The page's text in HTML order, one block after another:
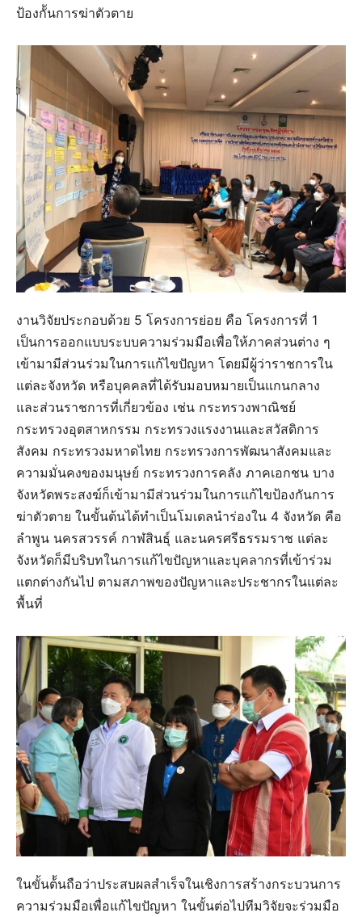
ป้องกัันการฆ่าตัวตาย
งานวิจัยประกอบด้วย 5 โครงการย่อย คือ โครงการที่ 1
เป็นการออกแบบระบบความร่วมมือเพื่อให้ภาคส่วนต่าง ๆ
เข้ามามีส่วนร่วมในการแก้ไขปัญหา โดยมีผู้ว่าราชการใน
แต่ละจังหวัด หรือบุคคลที่ได้รับมอบหมายเป็นแกนกลาง
และส่วนราชการที่เกี่ยวข้อง เช่น กระทรวงพาณิชย์
กระทรวงอุตสาหกรรม กระทรวงแรงงานและสวัสดิการ
สังคม กระทรวงมหาดไทย กระทรวงการพัฒนาสังคมและ
ความมั่นคงของมนุษย์ กระทรวงการคลัง ภาคเอกชน บาง
จังหวัดพระสงฆ์ก็เข้ามามีส่วนร่วมในการแก้ไขป้องกันการ
ฆ่าตัวตาย ในขั้นต้นได้ทำเป็นโมเดลนำร่องใน 4 จังหวัด คือ
ลำพูน นครสวรรค์ กาฬสินธ์ุ และนครศรีธรรมราช แต่ละ
จังหวัดก็มีบริบทในการแก้ไขปัญหาและบุคลากรที่เข้าร่วม
แตกต่างกันไป ตามสภาพของปัญหาและประชากรในแต่ละ
พื้นที่
ในขั้นต้้นถือว่าประสบผลสำเร็จในเชิงการสร้างกระบวนการ
ความร่วมมือเพื่อแก้ไขปัญหา ในขั้นต่อไปทีมวิจัยจะร่วมมือ